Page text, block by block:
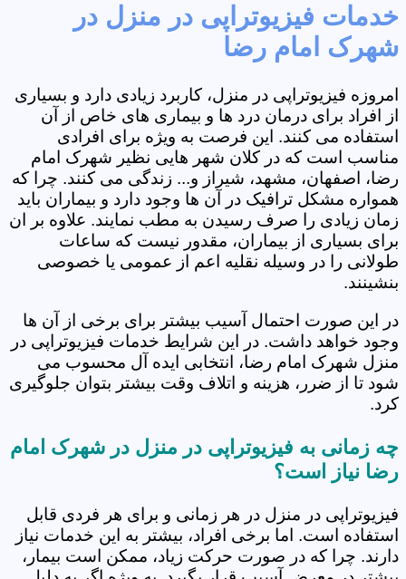
خدمات فیزیوتراپی در منزل در
شهرک امام رضا
امروزه فیزیوتراپی در منزل، کاربرد زیادی دارد و بسیاری
از افراد برای درمان درد ها و بیماری های خاص از آن
استفاده می کنند. این فرصت به ویژه برای افرادی
مناسب است که در کلان شهر هایی نظیر شهرک امام
رضا، اصفهان، مشهد، شیراز و... زندگی می کنند. چرا که
همواره مشکل ترافیک در آن ها وجود دارد و بیماران باید
زمان زیادی را صرف رسیدن به مطب نمایند. علاوه بر ان
برای بسیاری از بیماران، مقدور نیست که ساعات
طولانی را در وسیله نقلیه اعم از عمومی یا خصوصی
بنشینند.
در این صورت احتمال آسیب بیشتر برای برخی از آن ها
وجود خواهد داشت. در این شرایط خدمات فیزیوتراپی در
منزل شهرک امام رضا، انتخابی ایده آل محسوب می
شود تا از ضرر، هزینه و اتلاف وقت بیشتر بتوان جلوگیری
کرد.
چه زمانی به فیزیوتراپی در منزل در شهرک امام
رضا نیاز است؟
فیزیوتراپی در منزل در هر زمانی و برای هر فردی قابل
استفاده است. اما برخی افراد، بیشتر به این خدمات نیاز
دارند. چرا که در صورت حرکت زیاد، ممکن است بیمار،